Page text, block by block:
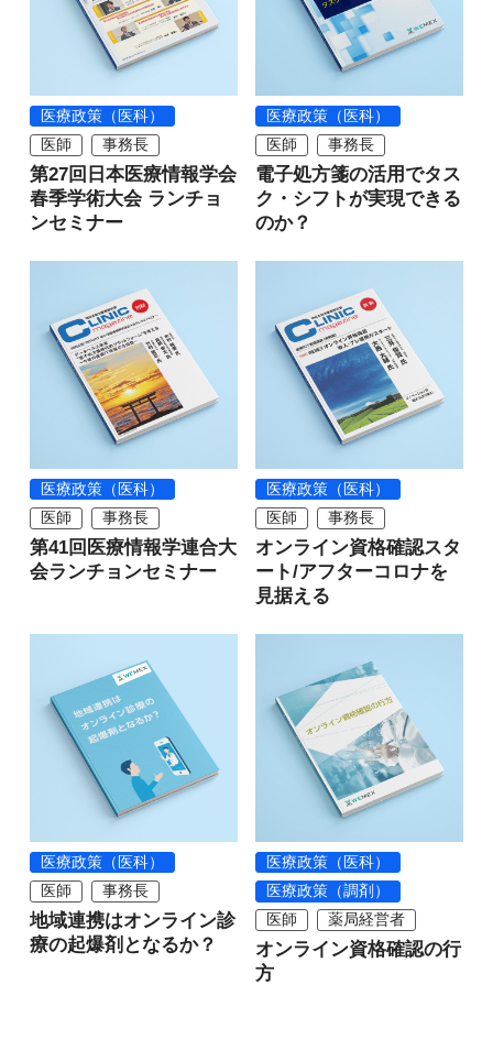
医療政策（医科）
医師
事務長
第27回日本医療情報学会
春季学術大会 ランチョ
ンセミナー
医療政策（医科）
医師
事務長
電子処方箋の活用でタス
ク・シフトが実現できる
のか？
医療政策（医科）
医師
事務長
第41回医療情報学連合大
会ランチョンセミナー
医療政策（医科）
医師
事務長
オンライン資格確認スタ
ート/アフターコロナを
見据える
医療政策（医科）
医師
事務長
地域連携はオンライン診
療の起爆剤となるか？
医療政策（医科）
医療政策（調剤）
医師
薬局経営者
オンライン資格確認の行
方